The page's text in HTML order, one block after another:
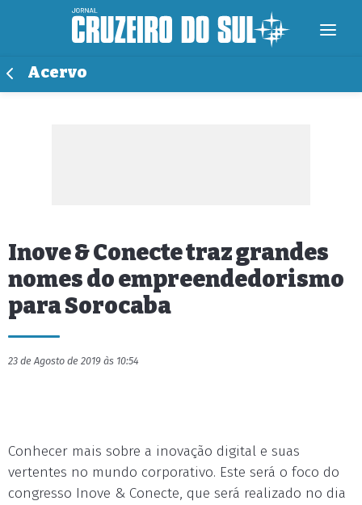
Acervo
Inove & Conecte traz grandes
nomes do empreendedorismo
para Sorocaba
23 de Agosto de 2019 às 10:54
Conhecer mais sobre a inovação digital e suas
vertentes no mundo corporativo. Este será o foco do
congresso Inove & Conecte, que será realizado no dia